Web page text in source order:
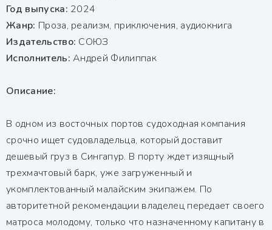
Год выпуска: 2024
Жанр: Проза, реализм, приключения, аудиокнига
Издательство: СОЮЗ
Исполнитель: Андрей Филиппак
Описание:
В одном из восточных портов судоходная компания
срочно ищет судовладельца, который доставит
дешевый груз в Сингапур. В порту ждет изящный
трехмачтовый барк, уже загруженный и
укомплектованный малайским экипажем. По
авторитетной рекомендации владелец передает своего
матроса молодому, только что назначенному капитану в